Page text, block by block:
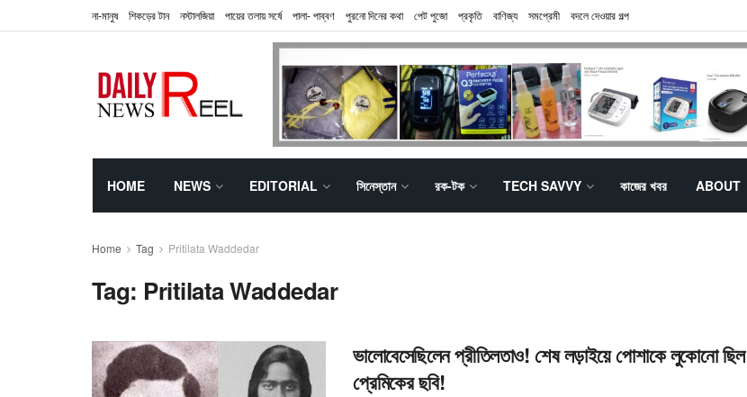
না-মানুষ শিকড়ের টান নস্টালজিয়া পায়ের তলায় সর্ষে পালা- পাব্বণ পুরনো দিনের কথা পেট পুজো প্রকৃতি বাণিজ্য সমপ্রেমী বদলে দেওয়ার গল্প
HOME NEWS EDITORIAL সিনেস্তান রক-টক TECH SAVVY কাজের খবর ABOUT
Home Tag Pritilata Waddedar
Tag: Pritilata Waddedar
ভালোবেসেছিলেন প্রীতিলতাও! শেষ লড়াইয়ে পোশাকে লুকোনো ছিল
প্রেমিকের ছবি!